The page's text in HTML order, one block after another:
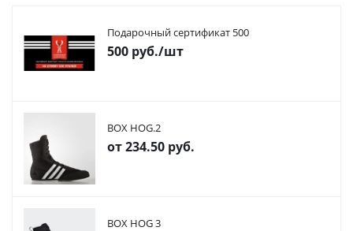
Подарочный сертификат 500
500 руб./шт
BOX HOG.2
от234.50 руб.
BOX HOG 3